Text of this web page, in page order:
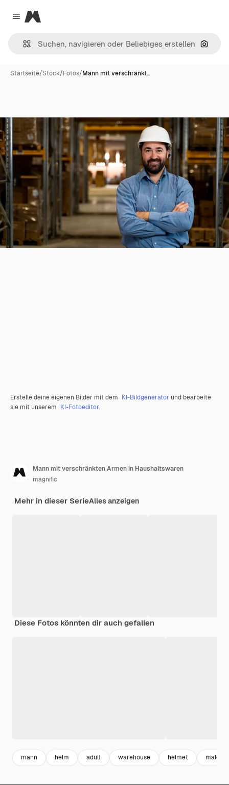
Close menu
Magnific
Nach
Startseite/Stock/Fotos/Mann mit verschränkt…
Erstelle deine eigenen Bilder mit dem KI-Bildgenerator und bearbeite
sie mit unserem KI-Fotoeditor.
Mann mit verschränkten Armen in Haushaltswaren
magnific
Mehr in dieser SerieAlles anzeigen
Diese Fotos könnten dir auch gefallen
mann helm adult warehouse helmet male